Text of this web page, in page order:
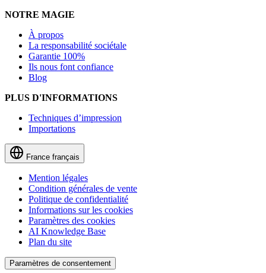
NOTRE MAGIE
À propos
La responsabilité sociétale
Garantie 100%
Ils nous font confiance
Blog
PLUS D'INFORMATIONS
Techniques d’impression
Importations
France français
Mention légales
Condition générales de vente
Politique de confidentialité
Informations sur les cookies
Paramètres des cookies
AI Knowledge Base
Plan du site
Paramètres de consentement